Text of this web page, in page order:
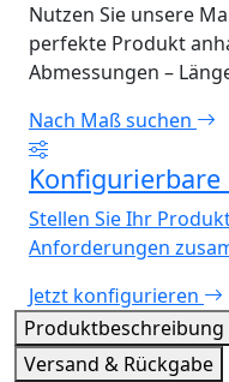
Nutzen Sie unsere
perfekte Produkt
Abmessungen –
Nach Maß suchen
Stellen Sie Ihr
Anforderungen
Jetzt konfigurieren
Produktbeschreibung
Versand & Rückgabe